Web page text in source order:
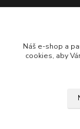
+420
info@rb-
Náš e-shop a
cookies, aby